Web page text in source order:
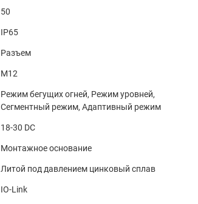
50
IP65
Разъем
M12
Режим бегущих огней, Режим уровней,
Сегментный режим, Адаптивный режим
18-30 DC
Монтажное основание
Литой под давлением цинковый сплав
IO-Link